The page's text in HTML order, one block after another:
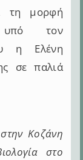
τη μορφή
υπό τον
η Ελένη
σε παλιά
Κοζάνη
στο